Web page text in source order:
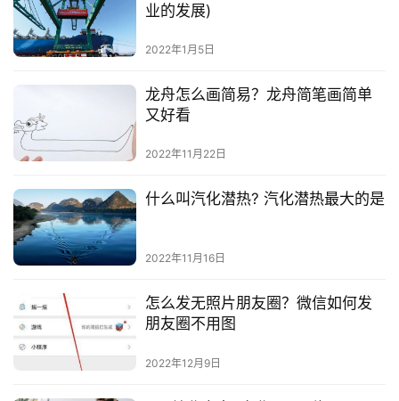
业的发展)
2022年1月5日
龙舟怎么画简易？龙舟简笔画简单
又好看
2022年11月22日
什么叫汽化潜热? 汽化潜热最大的是
2022年11月16日
怎么发无照片朋友圈？微信如何发
朋友圈不用图
2022年12月9日